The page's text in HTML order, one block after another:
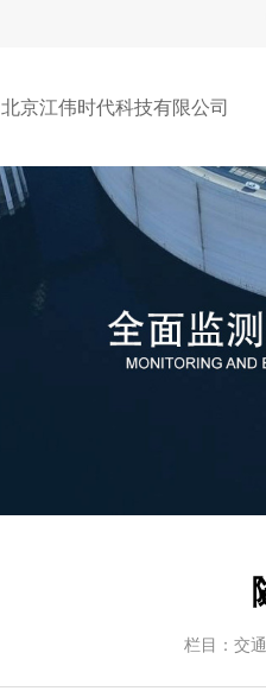
北京江伟时代科技有限公司
栏目：交通